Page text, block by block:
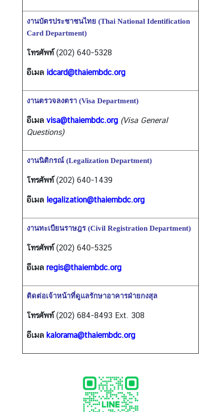
ฐ
ฯ
ค
ว
ม
สั
ม
พั
ธ์
ท
-
ห
ฐ
บ
ก
ร
ก
งานบัตรประชาชนไทย (Thai National Identification
Card Department)
โทรศัพท์(202) 640-5328
อีเมล idcard@thaiembdc.org
งานตรวจลงตรา (Visa Department)
อีเมล visa@thaiembdc.org (Visa General
Questions)
งานนิติกรณ์ (Legalization Department)
โทรศัพท์(202) 640-1439
อีเมล legalization@thaiembdc.org
งานทะเบียนราษฎร (Civil Registration Department)
โทรศัพท์(202) 640-5325
อีเมล regis@thaiembdc.org
ติดต่อเจ้าหน้าที่ดูแลรักษาอาคารฝ่ายกงสุล
โทรศัพท์(202) 684-8493 Ext. 308
อีเมล kalorama@thaiembdc.org